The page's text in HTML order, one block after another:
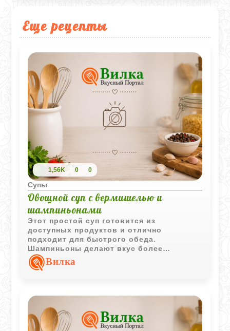
Еще рецепты
1,56K 0 0
Супы
Овощной суп с вермишелью и
шампиньонами
Этот простой суп готовится из
доступных продуктов и отлично
подходит для быстрого обеда.
Шампиньоны делают вкус более
насыщенным, а вермишель добавляет
блюду сытность без лишней сложности в
Вилка